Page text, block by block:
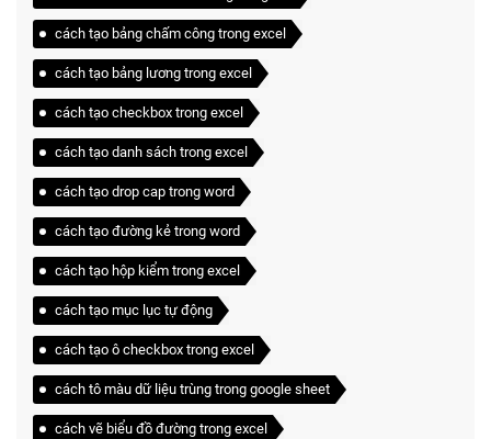
cách tạo bảng chấm công trong excel
cách tạo bảng lương trong excel
cách tạo checkbox trong excel
cách tạo danh sách trong excel
cách tạo drop cap trong word
cách tạo đường kẻ trong word
cách tạo hộp kiểm trong excel
cách tạo mục lục tự động
cách tạo ô checkbox trong excel
cách tô màu dữ liệu trùng trong google sheet
cách vẽ biểu đồ đường trong excel